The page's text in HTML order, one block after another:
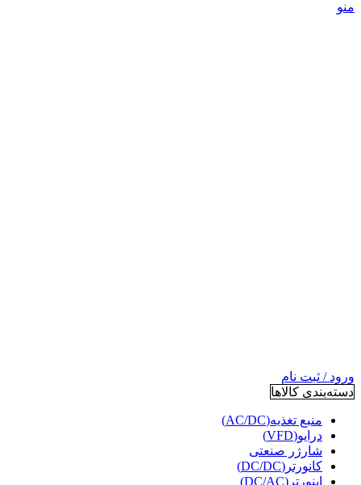
منو
ورود / ثبت نام
دسته‌بندی کالاها
منبع تغذیه(AC/DC)
درایو(VFD)
شارژر صنعتی
کانورتر(DC/DC)
اینورتر(DC/AC)